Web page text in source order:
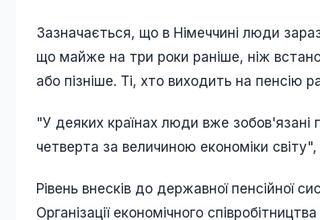
Зазначається, що в Німеччині люди
що майже на три роки раніше, ніж
або пізніше. Ті, хто виходить на
"У деяких країнах люди вже
четверта за величиною економіки
Рівень внесків до державної пенсійної
Організації економічного